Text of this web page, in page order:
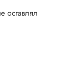
оставлял